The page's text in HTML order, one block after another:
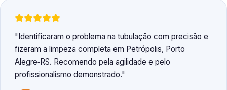
Identificaram o problema na tubulação com precisão e
fizeram a limpeza completa em Petrópolis, Porto
Alegre‑RS. Recomendo pela agilidade e pelo
profissionalismo demonstrado.